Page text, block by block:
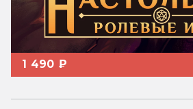
1 490 ₽